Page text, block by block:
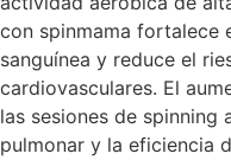
con spinmama fortalece
sanguínea y reduce el
cardiovasculares. El
las sesiones de spinning
pulmonar y la eficiencia